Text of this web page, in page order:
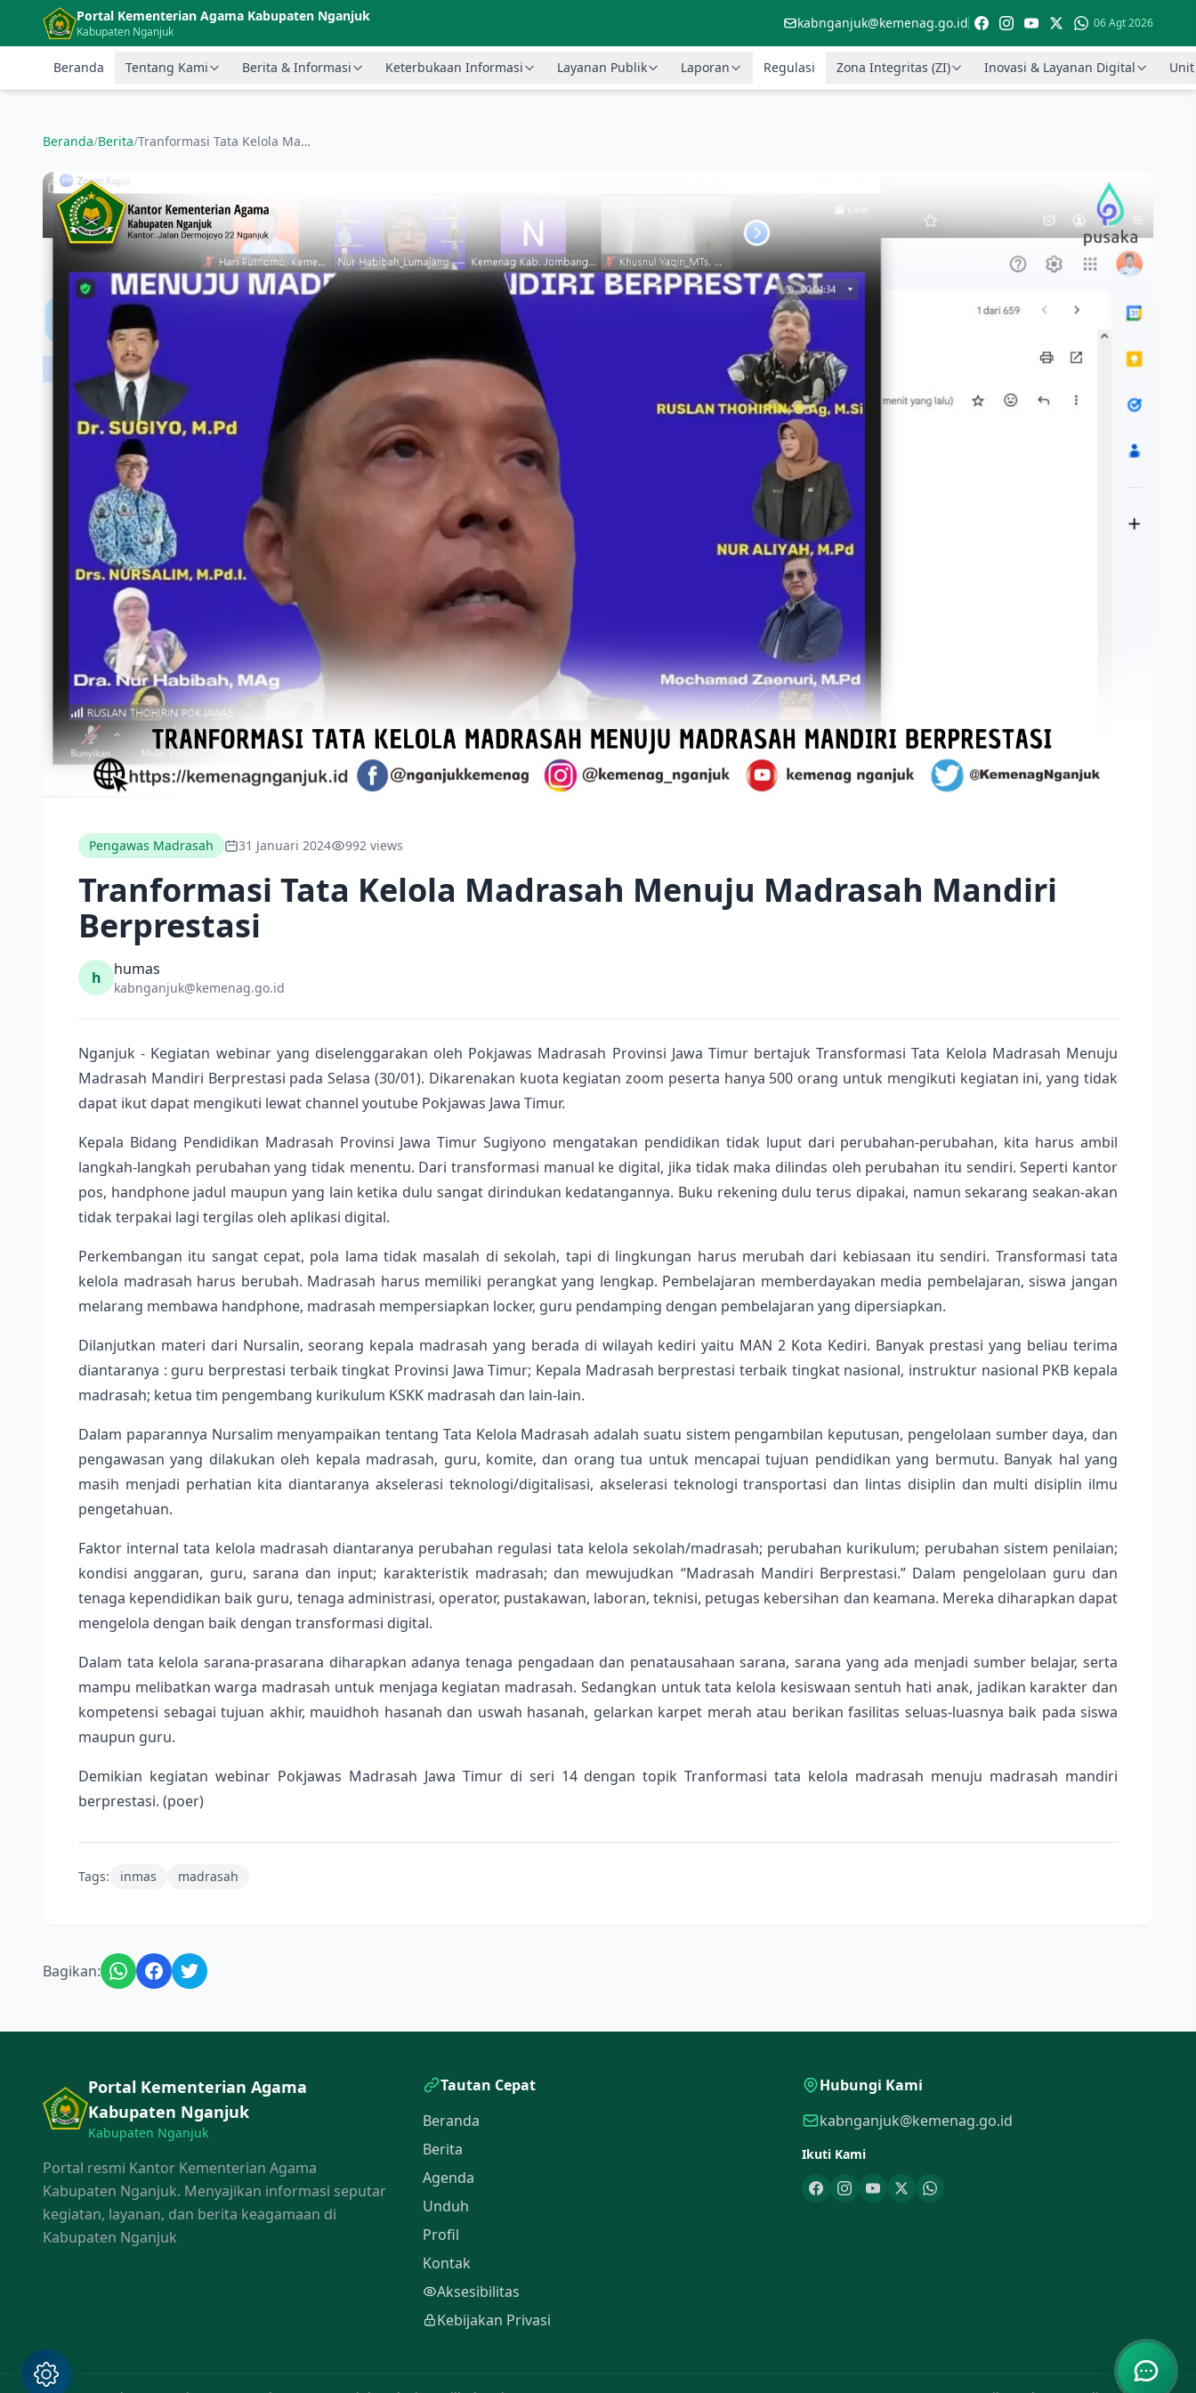
Langsung ke konten utama
Portal Kementerian Agama Kabupaten Nganjuk
Kabupaten Nganjuk
kabnganjuk@kemenag.go.id 06 Agt 2026
Beranda Tentang Kami Berita & Informasi Keterbukaan Informasi Layanan Publik Laporan Regulasi Zona Integritas (ZI) Inovasi & Layanan Digital
Beranda/Berita/ Tranformasi Tata Kelola Madrasah Menuju Madrasah Mandiri Berprestasi
Pengawas Madrasah 31 Januari 2024 992 views
Tranformasi Tata Kelola Madrasah Menuju Madrasah Mandiri
Berprestasi
h humas
kabnganjuk@kemenag.go.id
Nganjuk - Kegiatan webinar yang diselenggarakan oleh Pokjawas Madrasah Provinsi Jawa Timur bertajuk Transformasi Tata Kelola Madrasah Menuju
Madrasah Mandiri Berprestasi pada Selasa (30/01). Dikarenakan kuota kegiatan zoom peserta hanya 500 orang untuk mengikuti kegiatan ini, yang tidak
dapat ikut dapat mengikuti lewat channel youtube Pokjawas Jawa Timur.
Kepala Bidang Pendidikan Madrasah Provinsi Jawa Timur Sugiyono mengatakan pendidikan tidak luput dari perubahan-perubahan, kita harus ambil
langkah-langkah perubahan yang tidak menentu. Dari transformasi manual ke digital, jika tidak maka dilindas oleh perubahan itu sendiri. Seperti kantor
pos, handphone jadul maupun yang lain ketika dulu sangat dirindukan kedatangannya. Buku rekening dulu terus dipakai, namun sekarang seakan-akan
tidak terpakai lagi tergilas oleh aplikasi digital.
Perkembangan itu sangat cepat, pola lama tidak masalah di sekolah, tapi di lingkungan harus merubah dari kebiasaan itu sendiri. Transformasi tata
kelola madrasah harus berubah. Madrasah harus memiliki perangkat yang lengkap. Pembelajaran memberdayakan media pembelajaran, siswa jangan
melarang membawa handphone, madrasah mempersiapkan locker, guru pendamping dengan pembelajaran yang dipersiapkan.
Dilanjutkan materi dari Nursalin, seorang kepala madrasah yang berada di wilayah kediri yaitu MAN 2 Kota Kediri. Banyak prestasi yang beliau terima
diantaranya : guru berprestasi terbaik tingkat Provinsi Jawa Timur; Kepala Madrasah berprestasi terbaik tingkat nasional, instruktur nasional PKB kepala
madrasah; ketua tim pengembang kurikulum KSKK madrasah dan lain-lain.
Dalam paparannya Nursalim menyampaikan tentang Tata Kelola Madrasah adalah suatu sistem pengambilan keputusan, pengelolaan sumber daya, dan
pengawasan yang dilakukan oleh kepala madrasah, guru, komite, dan orang tua untuk mencapai tujuan pendidikan yang bermutu. Banyak hal yang
masih menjadi perhatian kita diantaranya akselerasi teknologi/digitalisasi, akselerasi teknologi transportasi dan lintas disiplin dan multi disiplin ilmu
pengetahuan.
Faktor internal tata kelola madrasah diantaranya perubahan regulasi tata kelola sekolah/madrasah; perubahan kurikulum; perubahan sistem penilaian;
kondisi anggaran, guru, sarana dan input; karakteristik madrasah; dan mewujudkan “Madrasah Mandiri Berprestasi.” Dalam pengelolaan guru dan
tenaga kependidikan baik guru, tenaga administrasi, operator, pustakawan, laboran, teknisi, petugas kebersihan dan keamana. Mereka diharapkan dapat
mengelola dengan baik dengan transformasi digital.
Dalam tata kelola sarana-prasarana diharapkan adanya tenaga pengadaan dan penatausahaan sarana, sarana yang ada menjadi sumber belajar, serta
mampu melibatkan warga madrasah untuk menjaga kegiatan madrasah. Sedangkan untuk tata kelola kesiswaan sentuh hati anak, jadikan karakter dan
kompetensi sebagai tujuan akhir, mauidhoh hasanah dan uswah hasanah, gelarkan karpet merah atau berikan fasilitas seluas-luasnya baik pada siswa
maupun guru.
Demikian kegiatan webinar Pokjawas Madrasah Jawa Timur di seri 14 dengan topik Tranformasi tata kelola madrasah menuju madrasah mandiri
berprestasi. (poer)
Tags: inmas madrasah
Bagikan:
Portal Kementerian Agama
Kabupaten Nganjuk
Kabupaten Nganjuk
Portal resmi Kantor Kementerian Agama
Kabupaten Nganjuk. Menyajikan informasi seputar
kegiatan, layanan, dan berita keagamaan di
Kabupaten Nganjuk
Tautan Cepat
Beranda
Berita
Agenda
Unduh
Profil
Kontak
Aksesibilitas
Kebijakan Privasi
Hubungi Kami
kabnganjuk@kemenag.go.id
Ikuti Kami